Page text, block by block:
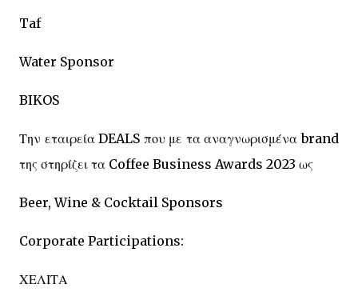
Taf
Water Sponsor
BIKOS
Την εταιρεία DEALS που με τα αναγνωρισμένα brand
της στηρίζει τα Coffee Business Awards 2023 ως
Beer, Wine & Cocktail Sponsors
Corporate Participations:
ΧΕΛΙΤΑ